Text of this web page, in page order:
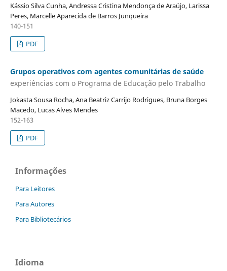
Kássio Silva Cunha, Andressa Cristina Mendonça de Araújo, Larissa
Peres, Marcelle Aparecida de Barros Junqueira
140-151
PDF
Grupos operativos com agentes comunitárias de saúde
experiências com o Programa de Educação pelo Trabalho
Jokasta Sousa Rocha, Ana Beatriz Carrijo Rodrigues, Bruna Borges
Macedo, Lucas Alves Mendes
152-163
PDF
Informações
Para Leitores
Para Autores
Para Bibliotecários
Idioma